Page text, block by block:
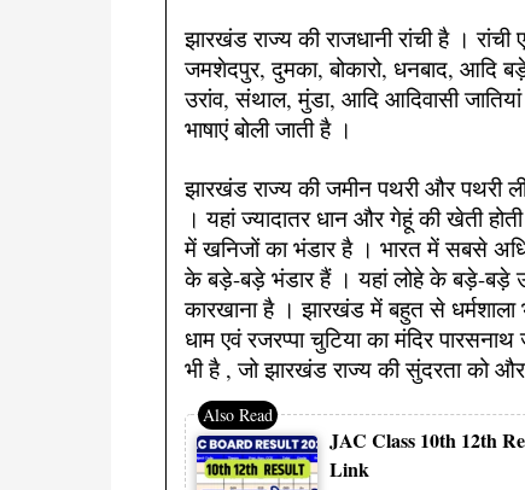
झारखंड राज्य की राजधानी रांची है ।
जमशेदपुर, दुमका, बोकारो, धनबाद, आदि
उरांव, संथाल, मुंडा, आदि आदिवासी जातियां
भाषाएं बोली जाती है ।
झारखंड राज्य की जमीन पथरी और पथरी
। यहां ज्यादातर धान और गेहूं की खेती
में खनिजों का भंडार है । भारत में सबसे
के बड़े-बड़े भंडार हैं । यहां लोहे के बड़े-बड़े
कारखाना है । झारखंड में बहुत से
धाम एवं रजरप्पा चुटिया का मंदिर
भी है , जो झारखंड राज्य की सुंदरता को और
JAC Class 10th 12th
Link